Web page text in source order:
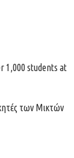
1,000 students at
των Μικτών